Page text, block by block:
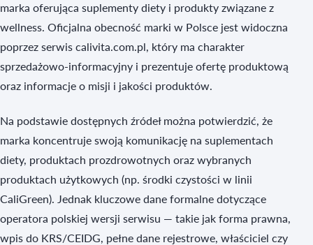
marka oferująca suplementy diety i produkty związane z
wellness. Oficjalna obecność marki w Polsce jest widoczna
poprzez serwis calivita.com.pl, który ma charakter
sprzedażowo-informacyjny i prezentuje ofertę produktową
oraz informacje o misji i jakości produktów.
Na podstawie dostępnych źródeł można potwierdzić, że
marka koncentruje swoją komunikację na suplementach
diety, produktach prozdrowotnych oraz wybranych
produktach użytkowych (np. środki czystości w linii
CaliGreen). Jednak kluczowe dane formalne dotyczące
operatora polskiej wersji serwisu — takie jak forma prawna,
wpis do KRS/CEIDG, pełne dane rejestrowe, właściciel czy